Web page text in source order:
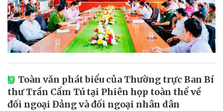
Toàn văn phát biểu của Thường trực Ban Bí
thư Trần Cẩm Tú tại Phiên họp toàn thể về
đối ngoại Đảng và đối ngoại nhân dân